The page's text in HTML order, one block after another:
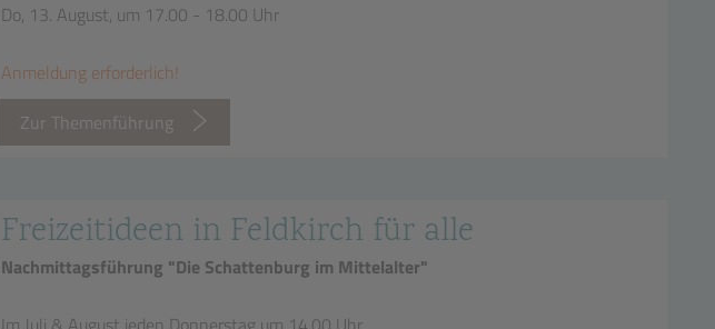
Do, 13. August, um 17.00 - 18.00 Uhr
Anmeldung erforderlich!
Zur Themenführung
Freizeitideen in Feldkirch für alle
Nachmittagsführung "Die Schattenburg im Mittelalter"